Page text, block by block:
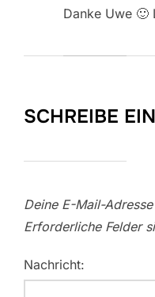
Danke Uwe 🙂
SCHREIBE
Deine E-Mail-
Erforderliche Felder
Nachricht: